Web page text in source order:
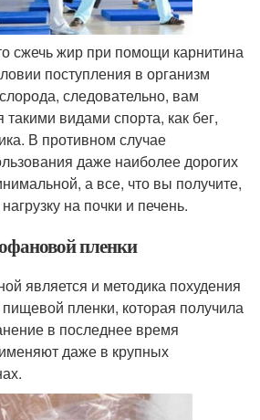
сжечь жир при помощи карнитина
поступления в организм
следовательно, вам
такими видами спорта, как бег,
В противном случае
даже наиболее дорогих
а все, что вы получите,
на почки и печень.
пленки
является и методика похудения
пленки, которая получила
в последнее время
даже в крупных